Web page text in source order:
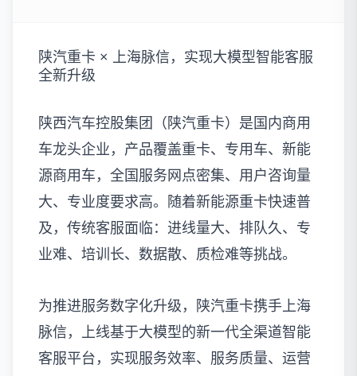
陕汽重卡 × 上海脉信，实现大模型智能客服
全新升级
陕西汽车控股集团（陕汽重卡）是国内商用
车龙头企业，产品覆盖重卡、专用车、新能
源商用车，全国服务网点密集、用户咨询量
大、专业度要求高。随着新能源重卡快速普
及，传统客服面临：进线量大、排队久、专
业难、培训长、数据散、质检难等挑战。
为推进服务数字化升级，陕汽重卡携手上海
脉信，上线基于大模型的新一代全渠道智能
客服平台，实现服务效率、服务质量、运营